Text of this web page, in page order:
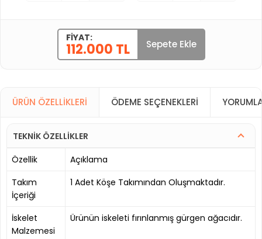
FIYAT:
112.000 TL Sepete Ekle
ÜRÜN ÖZELLIKLERI ÖDEME SEÇENEKLERI
TEKNİK ÖZELLİKLER
Özellik
Açıklama
Takım
İçeriği
1 Adet Köşe Takımından Oluşmaktadır.
İskelet
Malzemesi
Ürünün iskeleti fırınlanmış gürgen ağacıdır.